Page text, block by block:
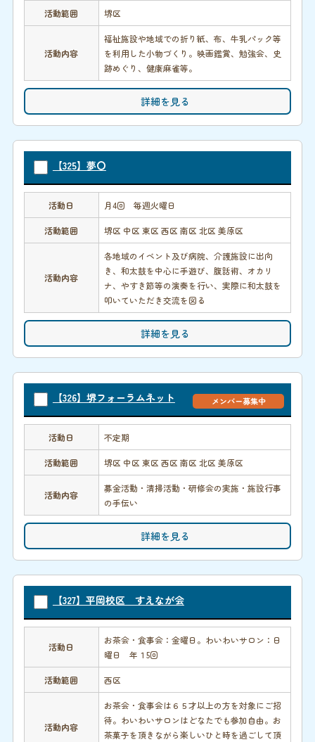
活動範囲 堺区
活動内容
福祉施設や地域での折り紙、布、牛乳パック等
を利用した小物づくり。映画鑑賞、勉強会、史
跡めぐり、健康麻雀等。
詳細を見る
【325】夢〇
活動日 月4回 毎週火曜日
活動範囲 堺区 中区 東区 西区 南区 北区 美原区
活動内容
各地域のイベント及び病院、介護施設に出向
き、和太鼓を中心に手遊び、腹話術、オカリ
ナ、やすき節等の演奏を行い、実際に和太鼓を
叩いていただき交流を図る
詳細を見る
【326】堺フォーラムネット メンバー募集中
活動日 不定期
活動範囲 堺区 中区 東区 西区 南区 北区 美原区
活動内容
募金活動・清掃活動・研修会の実施・施設行事
の手伝い
詳細を見る
【327】平岡校区 すえなが会
活動日
お茶会・食事会：金曜日。わいわいサロン：日
曜日 年１5回
活動範囲 西区
活動内容
お茶会・食事会は６５才以上の方を対象にご招
待。わいわいサロンはどなたでも参加自由。お
茶菓子を頂きながら楽しいひと時を過ごして頂